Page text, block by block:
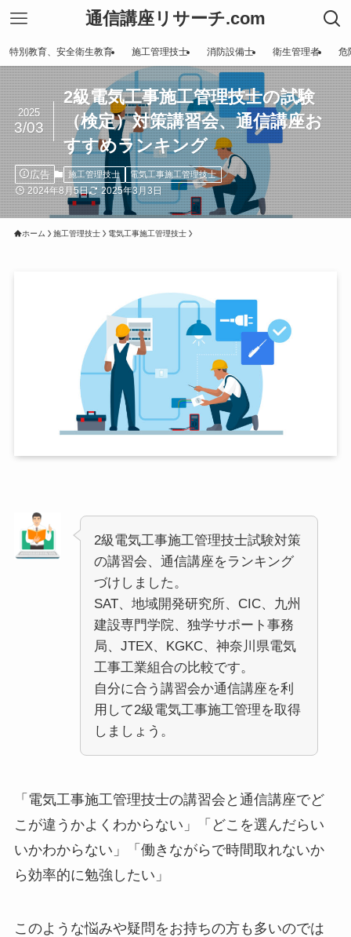
通信講座リサーチ.com
特別教育、安全衛生教育 施工管理技士 消防設備士 衛生管理者 危
2級電気工事施工管理技士の試験
（検定）対策講習会、通信講座お
すすめランキング
2025
3/03
広告 施工管理技士 電気工事施工管理技士
2024年8月5日 2025年3月3日
ホーム 施工管理技士 電気工事施工管理技士
2級電気工事施工管理技士試験対策
の講習会、通信講座をランキング
づけしました。
SAT、地域開発研究所、CIC、九州
建設専門学院、独学サポート事務
局、JTEX、KGKC、神奈川県電気
工事工業組合の比較です。
自分に合う講習会か通信講座を利
用して2級電気工事施工管理を取得
しましょう。
「電気工事施工管理技士の講習会と通信講座でど
こが違うかよくわからない」「どこを選んだらい
いかわからない」「働きながらで時間取れないか
ら効率的に勉強したい」
このような悩みや疑問をお持ちの方も多いのでは